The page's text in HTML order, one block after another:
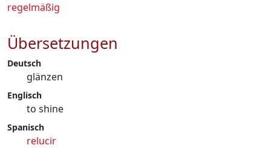
regelmäßig
Übersetzungen
Deutsch
glänzen
Englisch
to shine
Spanisch
relucir